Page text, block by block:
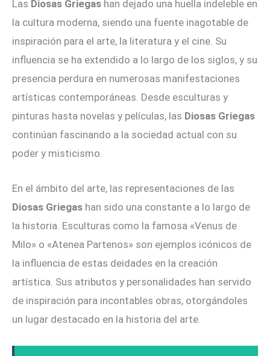
Las Diosas Griegas han dejado una huella indeleble en
la cultura moderna, siendo una fuente inagotable de
inspiración para el arte, la literatura y el cine. Su
influencia se ha extendido a lo largo de los siglos, y su
presencia perdura en numerosas manifestaciones
artísticas contemporáneas. Desde esculturas y
pinturas hasta novelas y películas, las Diosas Griegas
continúan fascinando a la sociedad actual con su
poder y misticismo.
En el ámbito del arte, las representaciones de las
Diosas Griegas han sido una constante a lo largo de
la historia. Esculturas como la famosa «Venus de
Milo» o «Atenea Partenos» son ejemplos icónicos de
la influencia de estas deidades en la creación
artística. Sus atributos y personalidades han servido
de inspiración para incontables obras, otorgándoles
un lugar destacado en la historia del arte.